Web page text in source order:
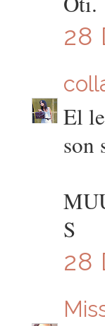
28
El
son
S
28